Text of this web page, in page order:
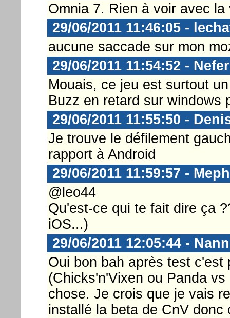
Omnia 7. Rien à voir avec la
29/06/2011 11:46:05 -
aucune saccade sur mon
29/06/2011 11:54:52 -
Mouais, ce jeu est surtout
Buzz en retard sur windows
29/06/2011 11:55:50 -
Je trouve le défilement
rapport à Android
29/06/2011 11:59:57 -
@leo44
Qu'est-ce qui te fait dire ça
iOS...)
29/06/2011 12:05:44 -
Oui bon bah après test
(Chicks'n'Vixen ou Panda
chose. Je crois que je vais
installé la beta de CnV donc